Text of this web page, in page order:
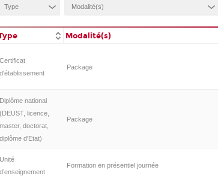
Modalité(s)
Certificat
d'établissement
Package
Diplôme national
(DEUST, licence,
master, doctorat,
diplôme d'Etat)
Package
Unité
d’enseignement
Formation en présentiel journée